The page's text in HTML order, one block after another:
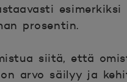
prosentin.
siitä, että
arvo säilyy ja